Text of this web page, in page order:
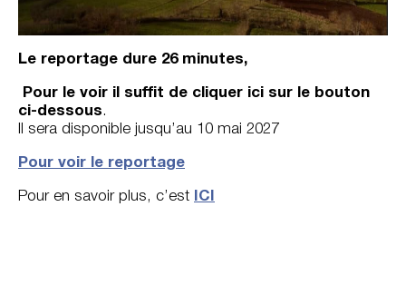
Le reportage dure 26 minutes,
Pour le voir il suffit de cliquer ici sur le bouton
ci-dessous.
Il sera disponible jusqu’au 10 mai 2027
Pour voir le reportage
Pour en savoir plus, c’est CI